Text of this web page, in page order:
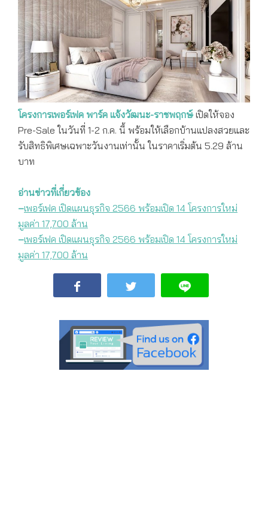
โครงการเพอร์เฟค พาร์ค แจ้งวัฒนะ-ราชพฤกษ์ เปิดให้จอง
Pre-Sale ในวันที่ 1-2 ก.ค. นี้ พร้อมให้เลือกบ้านแปลงสวยและ
รับสิทธิพิเศษเฉพาะวันงานเท่านั้น ในราคาเริ่มต้น 5.29 ล้าน
บาท
อ่านข่าวที่เกี่ยวข้อง
–เพอร์เฟค เปิดแผนธุรกิจ 2566 พร้อมเปิด 14 โครงการใหม่
มูลค่า 17,700 ล้าน
–เพอร์เฟค เปิดแผนธุรกิจ 2566 พร้อมเปิด 14 โครงการใหม่
มูลค่า 17,700 ล้าน